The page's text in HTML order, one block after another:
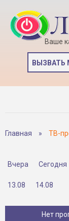
Ваше
ВЫЗВАТЬ
Главная » ТВ-
Вчера Сегодня
13.08 14.08
Нет